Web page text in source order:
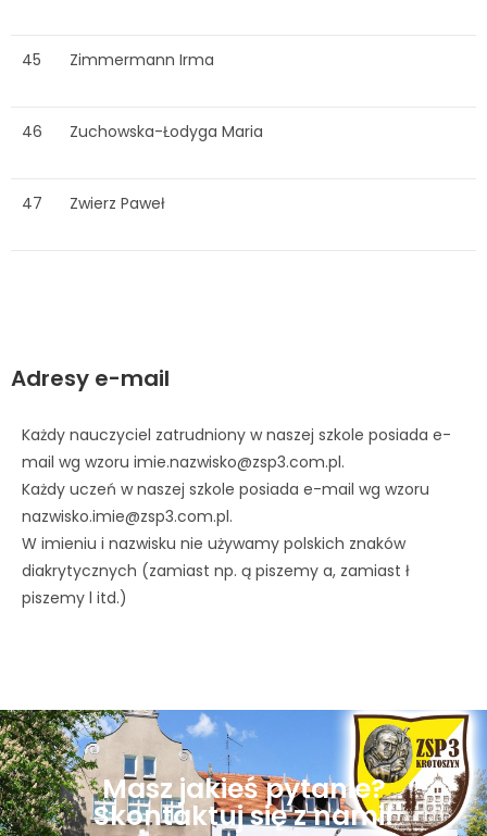
45 Zimmermann Irma
46 Zuchowska-Łodyga Maria
47 Zwierz Paweł
Adresy e-mail
Każdy nauczyciel zatrudniony w naszej szkole posiada e-
mail wg wzoru imie.nazwisko@zsp3.com.pl.
Każdy uczeń w naszej szkole posiada e-mail wg wzoru
nazwisko.imie@zsp3.com.pl.
W imieniu i nazwisku nie używamy polskich znaków
diakrytycznych (zamiast np. ą piszemy a, zamiast ł
piszemy l itd.)
Masz jakieś pytanie?
Skontaktuj się z nami!